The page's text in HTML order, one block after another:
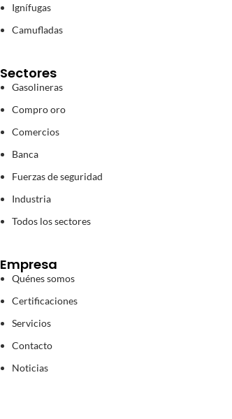
Ignífugas
Camufladas
Sectores
Gasolineras
Compro oro
Comercios
Banca
Fuerzas de seguridad
Industria
Todos los sectores
Empresa
Quénes somos
Certificaciones
Servicios
Contacto
Noticias